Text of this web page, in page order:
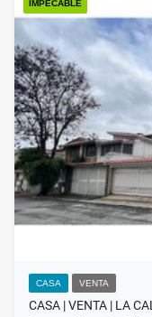
IMPECABLE
CASA VENTA
CASA | VENTA | LA